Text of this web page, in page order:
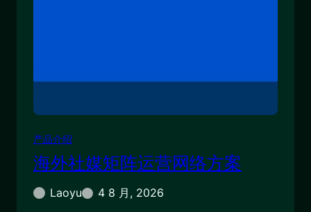
产品介绍
海外社媒矩阵运营网络方案
Laoyu
4 8 月, 2026